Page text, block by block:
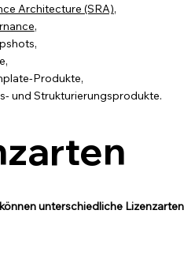
Architecture (SRA),
,
Produkte,
und Strukturierungsprodukte.
unterschiedliche